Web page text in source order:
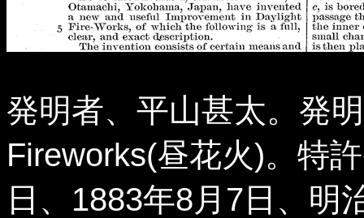
発明者、平山甚太。発
Fireworks(昼花火)。特
日、1883年8月7日、明